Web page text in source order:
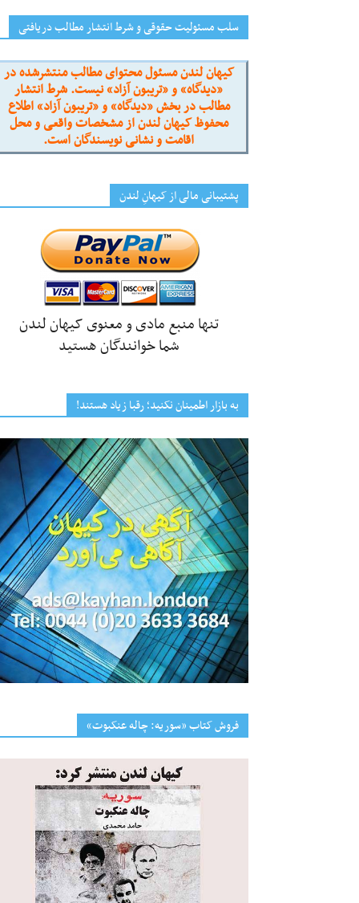
سلب مسئولیت حقوقی و شرط انتشار مطالب دریافتی
کیهان لندن مسئول محتوای مطالب منتشرشده در
«دیدگاه» و «تریبون آزاد» نیست. شرط انتشار
مطالب در بخش «دیدگاه» و «تریبون آزاد» اطلاع
محفوظ کیهان لندن از مشخصات واقعی و محل
اقامت و نشانی نویسندگان است.
پشتیبانی مالی از کیهانِ لندن
تنها منبع مادی و معنوی کیهان لندن
شما خوانندگان هستید
به بازار اطمینان نکنید؛ رقبا زیاد هستند!
فروش کتاب «سوریه: چاله عنکبوت»